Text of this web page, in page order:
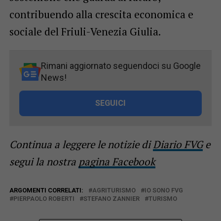
contribuendo alla crescita economica e
sociale del Friuli-Venezia Giulia.
Rimani aggiornato seguendoci su Google
News!
SEGUICI
Continua a leggere le notizie diDiario FVGe
segui la nostra pagina Facebook
ARGOMENTI CORRELATI: AGRITURISMO
IO SONO FVG
PIERPAOLO ROBERTI
STEFANO ZANNIER TURISMO